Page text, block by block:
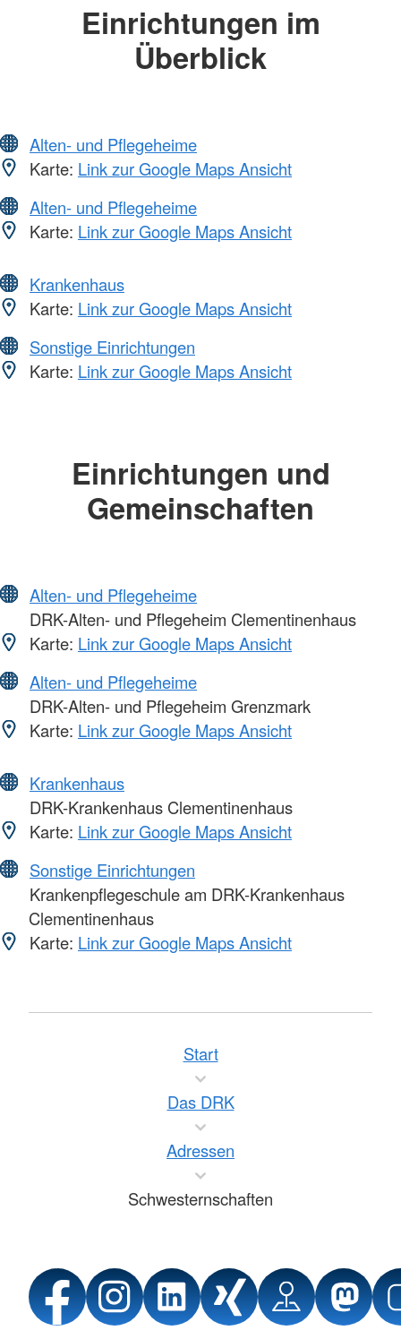
Einrichtungen im
Überblick
Alten- und Pflegeheime
Karte: Link zur Google Maps Ansicht
Alten- und Pflegeheime
Karte: Link zur Google Maps Ansicht
Krankenhaus
Karte: Link zur Google Maps Ansicht
Sonstige Einrichtungen
Karte: Link zur Google Maps Ansicht
Einrichtungen und
Gemeinschaften
Alten- und Pflegeheime
DRK-Alten- und Pflegeheim Clementinenhaus
Karte: Link zur Google Maps Ansicht
Alten- und Pflegeheime
DRK-Alten- und Pflegeheim Grenzmark
Karte: Link zur Google Maps Ansicht
Krankenhaus
DRK-Krankenhaus Clementinenhaus
Karte: Link zur Google Maps Ansicht
Sonstige Einrichtungen
Krankenpflegeschule am DRK-Krankenhaus
Clementinenhaus
Karte: Link zur Google Maps Ansicht
Start
Das DRK
Adressen
Schwesternschaften